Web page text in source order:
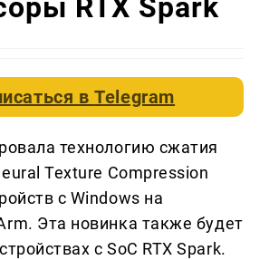
RTX Spark
вTelegram
технологию сжатия
Texture Compression
с Windows на
Эта новинка также будет
с SoC RTX Spark.